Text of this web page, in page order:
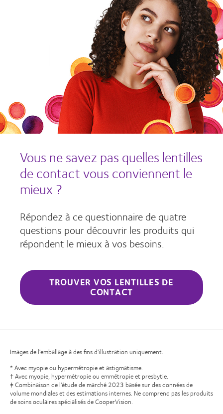
Vous ne savez pas quelles lentilles
de contact vous conviennent le
mieux ?
Répondez à ce questionnaire de quatre
questions pour découvrir les produits qui
répondent le mieux à vos besoins.
TROUVER VOS LENTILLES DE
CONTACT
Images de l'emballage à des fins d'illustration uniquement.
* Avec myopie ou hypermétropie et astigmatisme.
† Avec myopie, hypermétropie ou emmétropie et presbytie.
‡ Combinaison de l'étude de marché 2023 basée sur des données de
volume mondiales et des estimations internes. Ne comprend pas les produits
de soins oculaires spécialisés de CooperVision.